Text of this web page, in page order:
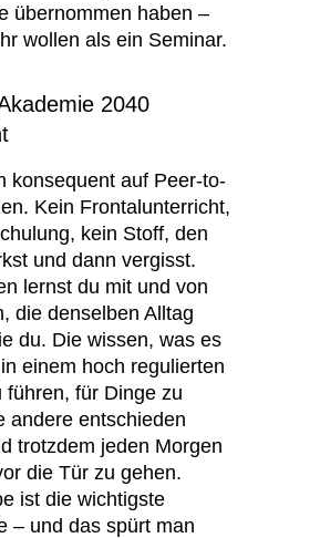
übernommen haben –
wollen als ein Seminar.
2040
konsequent auf Peer-to-
Kein Frontalunterricht,
kein Stoff, den
und dann vergisst.
lernst du mit und von
die denselben Alltag
du. Die wissen, was es
einem hoch regulierten
führen, für Dinge zu
andere entschieden
trotzdem jeden Morgen
die Tür zu gehen.
ist die wichtigste
– und das spürt man